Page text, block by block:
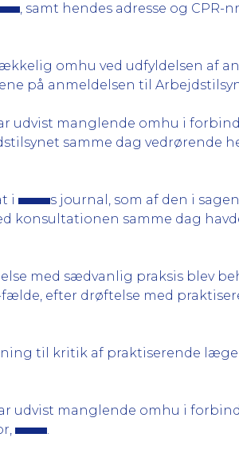
, samt hendes adresse og CPR-
omhu ved udfyldelsen af
på anmeldelsen til
udvist manglende omhu i
samme dag vedrørende
i
s journal, som af den i
konsultationen samme dag
med sædvanlig praksis blev
efter drøftelse med
til kritik af praktiserende
manglende omhu i
.